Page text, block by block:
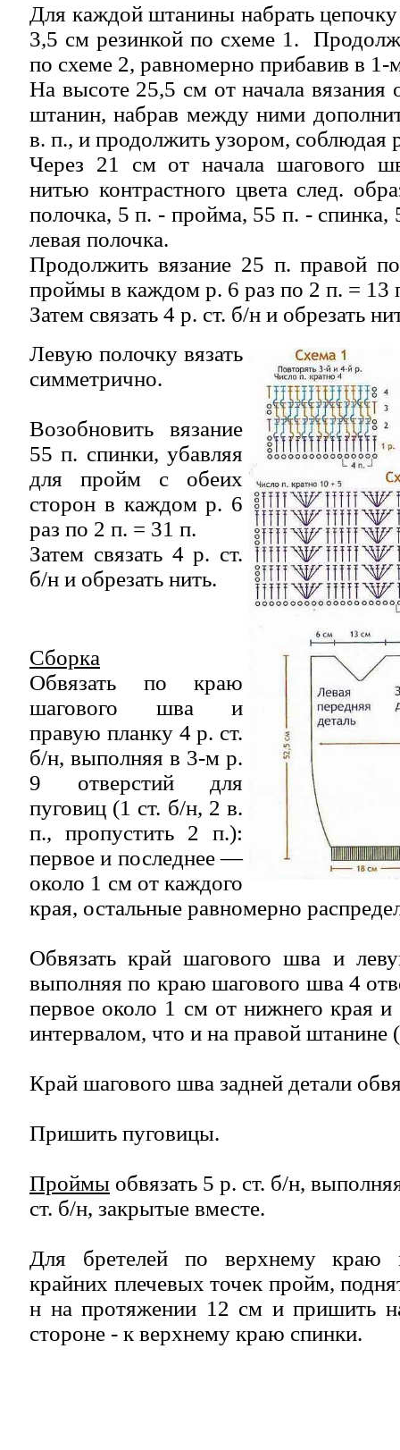
Для каждой штанины набрать цепочку
3,5 см резинкой по схеме 1.
по схеме 2, равномерно прибавив в
На высоте 25,5 см от начала вязания
штанин, набрав между ними
в. п., и продолжить узором, соблюдая
Через 21 см от начала шагового
нитью контрастного цвета след.
полочка, 5 п. - пройма, 55 п. -
левая полочка.
Продолжить вязание 25 п. правой
проймы в каждом р. 6 раз по 2 п. = 13
Затем связать 4 р. ст. б/н и обрезать
Левую полочку вязать
симметрично.
Возобновить вязание
55 п. спинки, убавляя
для пройм с обеих
сторон в каждом р. 6
раз по 2 п. = 31 п.
Затем связать 4 р. ст.
б/н и обрезать нить.
Сборка
Обвязать по краю
шагового шва и
правую планку 4 р. ст.
б/н, выполняя в 3-м р.
9 отверстий для
пуговиц (1 ст. б/н, 2 в.
п., пропустить 2 п.):
первое и последнее —
около 1 см от каждого
края, остальные равномерно
Обвязать край шагового шва и
выполняя по краю шагового шва 4
первое около 1 см от нижнего края
интервалом, что и на правой штанине
Край шагового шва задней детали
Пришить пуговицы.
Проймы обвязать 5 р. ст. б/н,
ст. б/н, закрытые вместе.
Для бретелей по верхнему краю
крайних плечевых точек пройм,
н на протяжении 12 см и пришить
стороне - к верхнему краю спинки.